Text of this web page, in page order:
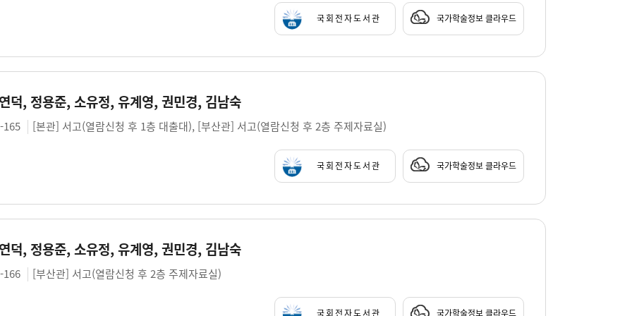
국회전자도서관 국가학술정보 클라우드
덕, 정용준, 소유정, 유계영, 권민경, 김남숙
165 [본관] 서고(열람신청 후 1층 대출대), [부산관] 서고(열람신청 후 2층 주제자료실)
국회전자도서관 국가학술정보 클라우드
덕, 정용준, 소유정, 유계영, 권민경, 김남숙
166 [부산관] 서고(열람신청 후 2층 주제자료실)
국회전자도서관 국가학술정보 클라우드